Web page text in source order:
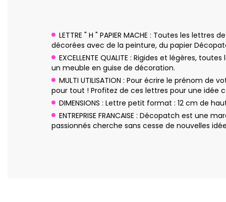
LETTRE " H " PAPIER MACHE : Toutes les
décorées avec de la peinture, du papier
EXCELLENTE QUALITE : Rigides et légères,
un meuble en guise de décoration.
MULTI UTILISATION : Pour écrire le prénom
pour tout ! Profitez de ces lettres pour une idée
DIMENSIONS : Lettre petit format : 12 cm de
ENTREPRISE FRANCAISE : Décopatch est
passionnés cherche sans cesse de nouvelles